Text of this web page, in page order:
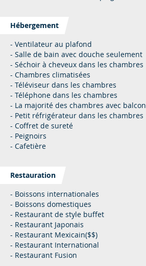
Hébergement
- Ventilateur au plafond
- Salle de bain avec douche seulement
- Séchoir à cheveux dans les chambres
- Chambres climatisées
- Téléviseur dans les chambres
- Téléphone dans les chambres
- La majorité des chambres avec balcon
- Petit réfrigérateur dans les chambres
- Coffret de sureté
- Peignoirs
- Cafetière
Restauration
- Boissons internationales
- Boissons domestiques
- Restaurant de style buffet
- Restaurant Japonais
- Restaurant Mexicain($$)
- Restaurant International
- Restaurant Fusion